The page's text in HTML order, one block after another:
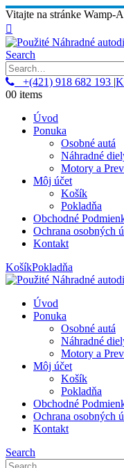
Vitajte na stránke Wamp-
Search
+(421) 918 682 193 |
00 items
Úvod
Ponuka
Osobné autá
Náhradné
Motory a
Môj účet
Košík
Pokladňa
Obchodné
Ochrana osobných
Kontakt
KošíkPokladňa
Úvod
Ponuka
Osobné autá
Náhradné
Motory a
Môj účet
Košík
Pokladňa
Obchodné
Ochrana osobných
Kontakt
Search